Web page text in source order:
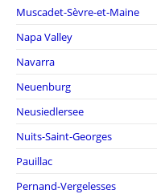
Muscadet-Sèvre-et-Maine
Napa Valley
Navarra
Neuenburg
Neusiedlersee
Nuits-Saint-Georges
Pauillac
Pernand-Vergelesses